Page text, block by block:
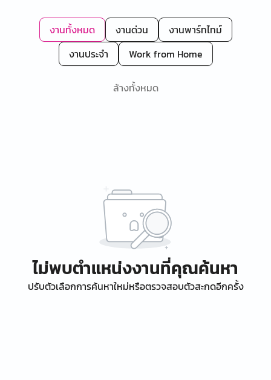
งานทั้งหมด งานด่วน
งานพาร์ทไทม์
งานประจำ
Work from Home
ล้างทั้งหมด
ไม่พบตำแหน่งงานที่คุณค้นหา
ปรับตัวเลือกการค้นหาใหม่หรือตรวจสอบตัวสะกดอีกครั้ง